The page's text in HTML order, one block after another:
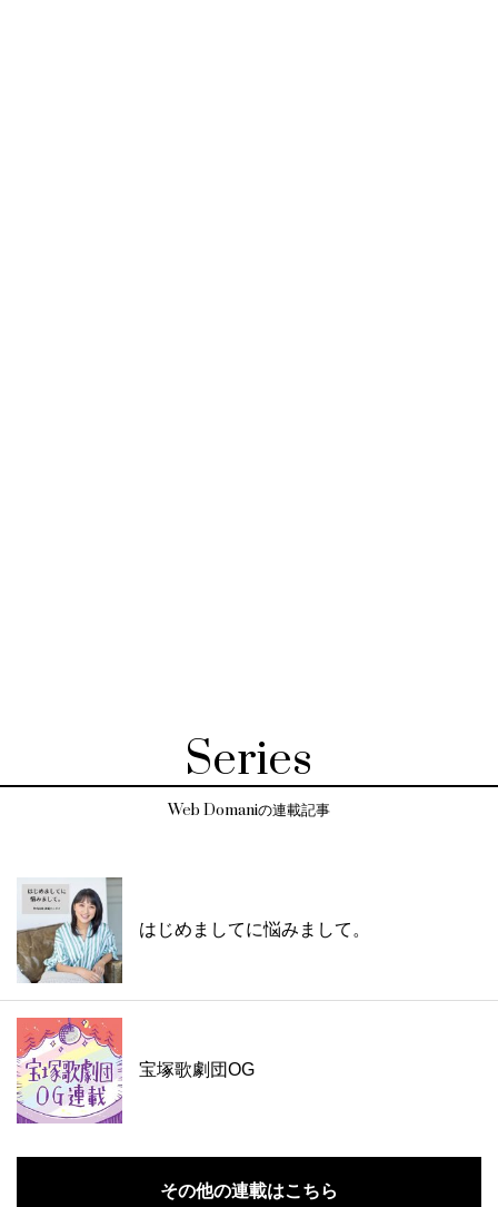
Series
Web Domaniの連載記事
はじめましてに悩みまして。
宝塚歌劇団OG
その他の連載はこちら